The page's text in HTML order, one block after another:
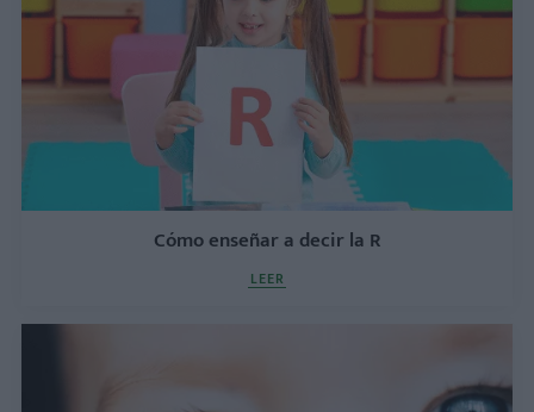
Cómo enseñar a decir la R
LEER